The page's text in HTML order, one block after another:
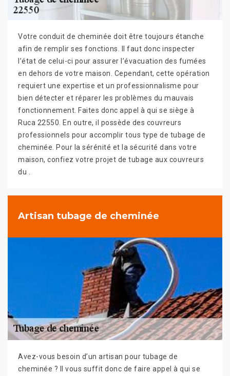
Votre conduit de cheminée doit être toujours étanche
afin de remplir ses fonctions. Il faut donc inspecter
l’état de celui-ci pour assurer l’évacuation des fumées
en dehors de votre maison. Cependant, cette opération
requiert une expertise et un professionnalisme pour
bien détecter et réparer les problèmes du mauvais
fonctionnement. Faites donc appel à qui se siège à
Ruca 22550. En outre, il possède des couvreurs
professionnels pour accomplir tous type de tubage de
cheminée. Pour la sérénité et la sécurité dans votre
maison, confiez votre projet de tubage aux couvreurs
du .
Artisan tubage de cheminée
Avez-vous besoin d’un artisan pour tubage de
cheminée ? Il vous suffit donc de faire appel à qui se